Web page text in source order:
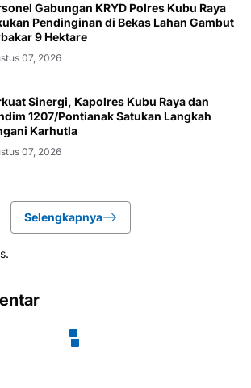
Gabungan KRYD Polres Kubu Raya
Pendinginan di Bekas Lahan Gambut
9 Hektare
07, 2026
Sinergi, Kapolres Kubu Raya dan
1207/Pontianak Satukan Langkah
Karhutla
07, 2026
Selengkapnya